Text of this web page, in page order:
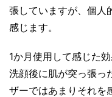
張していますが、個人
感じます。
1か月使用して感じた
洗顔後に肌が突っ張っ
ザーではあまりそれを